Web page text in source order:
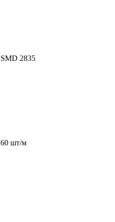
SMD 2835
60 шт/м